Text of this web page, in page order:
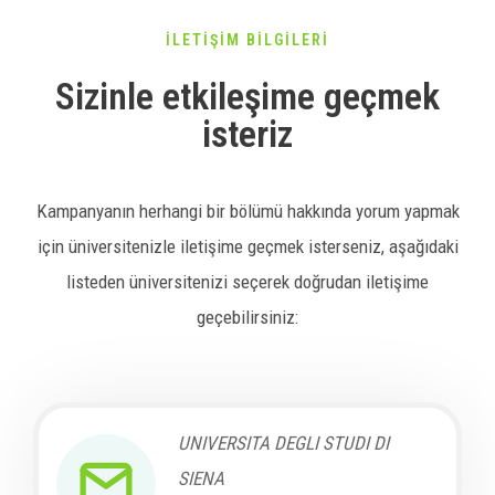
İLETİŞİM BİLGİLERİ
Sizinle etkileşime geçmek
isteriz
Kampanyanın herhangi bir bölümü hakkında yorum yapmak
için üniversitenizle iletişime geçmek isterseniz, aşağıdaki
listeden üniversitenizi seçerek doğrudan iletişime
geçebilirsiniz:
UNIVERSITA DEGLI STUDI DI
SIENA